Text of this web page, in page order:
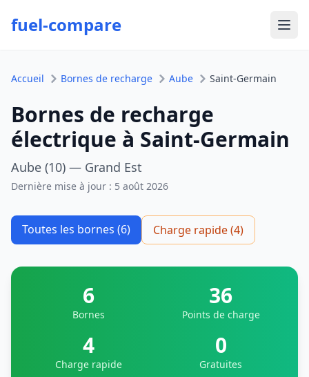
fuel-compare
Accueil Bornes de recharge Aube Saint-Germain
Bornes de recharge
électrique à Saint-Germain
Aube (10) — Grand Est
Dernière mise à jour : 5 août 2026
Toutes les bornes (6) Charge rapide (4)
6
Bornes
36
Points de charge
4
Charge rapide
0
Gratuites